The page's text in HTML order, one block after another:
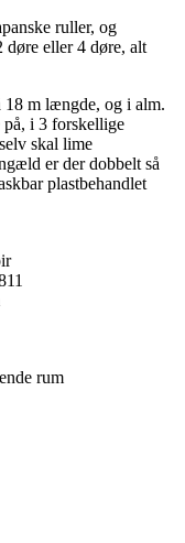
ruller, og
eller 4 døre, alt
m længde, og i alm.
i 3 forskellige
skal lime
er der dobbelt så
plastbehandlet
rum